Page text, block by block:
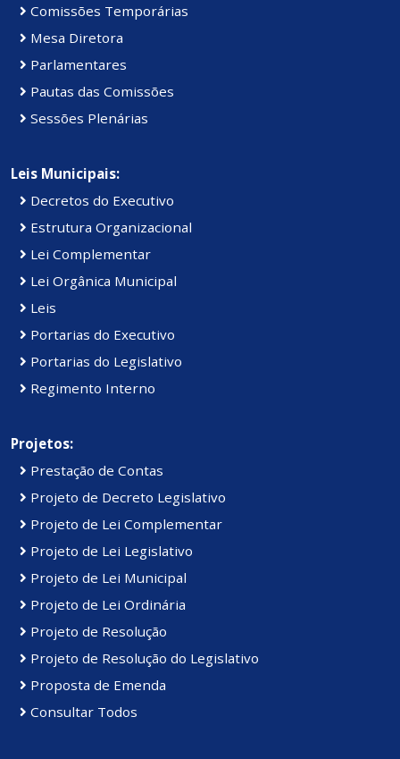
Comissões Temporárias
Mesa Diretora
Parlamentares
Pautas das Comissões
Sessões Plenárias
Leis Municipais:
Decretos do Executivo
Estrutura Organizacional
Lei Complementar
Lei Orgânica Municipal
Leis
Portarias do Executivo
Portarias do Legislativo
Regimento Interno
Projetos:
Prestação de Contas
Projeto de Decreto Legislativo
Projeto de Lei Complementar
Projeto de Lei Legislativo
Projeto de Lei Municipal
Projeto de Lei Ordinária
Projeto de Resolução
Projeto de Resolução do Legislativo
Proposta de Emenda
Consultar Todos